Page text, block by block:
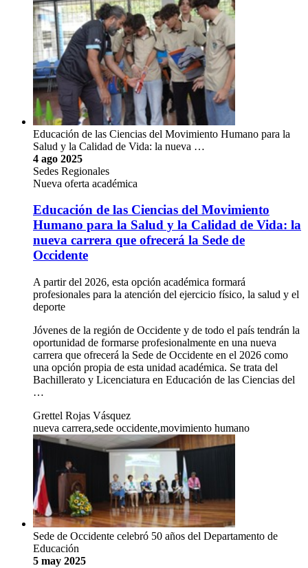
Educación de las Ciencias del Movimiento Humano para la
Salud y la Calidad de Vida: la nueva …
4 ago 2025
Sedes Regionales
Nueva oferta académica
Educación de las Ciencias del Movimiento
Humano para la Salud y la Calidad de Vida: la
nueva carrera que ofrecerá la Sede de
Occidente
A partir del 2026, esta opción académica formará
profesionales para la atención del ejercicio físico, la salud y el
deporte
Jóvenes de la región de Occidente y de todo el país tendrán la
oportunidad de formarse profesionalmente en una nueva
carrera que ofrecerá la Sede de Occidente en el 2026 como
una opción propia de esta unidad académica. Se trata del
Bachillerato y Licenciatura en Educación de las Ciencias del
…
Grettel Rojas Vásquez
nueva carrera,sede occidente,movimiento humano
Sede de Occidente celebró 50 años del Departamento de
Educación
5 may 2025